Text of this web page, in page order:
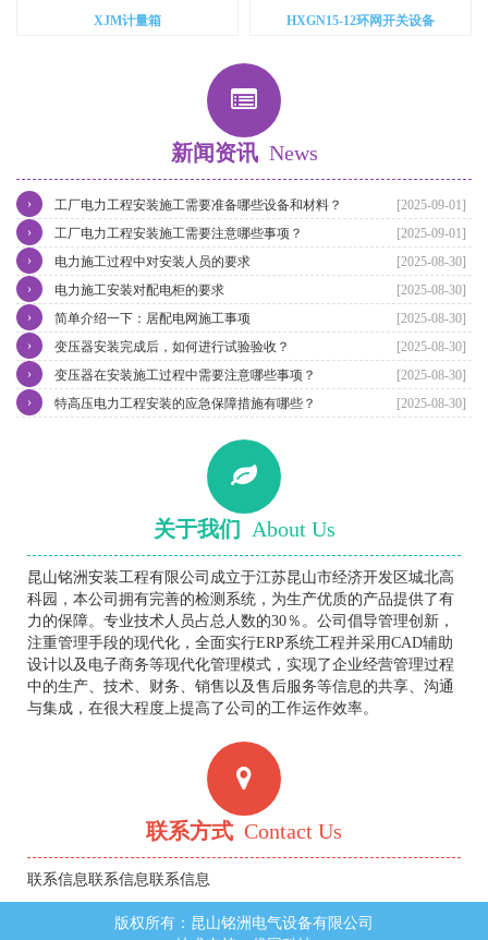
XJM计量箱 HXGN15-12环网开关设备
新闻资讯 News
[2025-09-01]
工厂电力工程安装施工需要准备哪些设备和材料？
›
[2025-09-01]
工厂电力工程安装施工需要注意哪些事项？
›
[2025-08-30]
电力施工过程中对安装人员的要求
›
[2025-08-30]
电力施工安装对配电柜的要求
›
[2025-08-30]
简单介绍一下：居配电网施工事项
›
[2025-08-30]
变压器安装完成后，如何进行试验验收？
›
[2025-08-30]
变压器在安装施工过程中需要注意哪些事项？
›
[2025-08-30]
特高压电力工程安装的应急保障措施有哪些？
›
关于我们 About Us
昆山铭洲安装工程有限公司成立于江苏昆山市经济开发区城北高
科园，本公司拥有完善的检测系统，为生产优质的产品提供了有
力的保障。专业技术人员占总人数的30％。公司倡导管理创新，
注重管理手段的现代化，全面实行ERP系统工程并采用CAD辅助
设计以及电子商务等现代化管理模式，实现了企业经营管理过程
中的生产、技术、财务、销售以及售后服务等信息的共享、沟通
与集成，在很大程度上提高了公司的工作运作效率。
联系方式 Contact Us
联系信息联系信息联系信息
版权所有：昆山铭洲电气设备有限公司